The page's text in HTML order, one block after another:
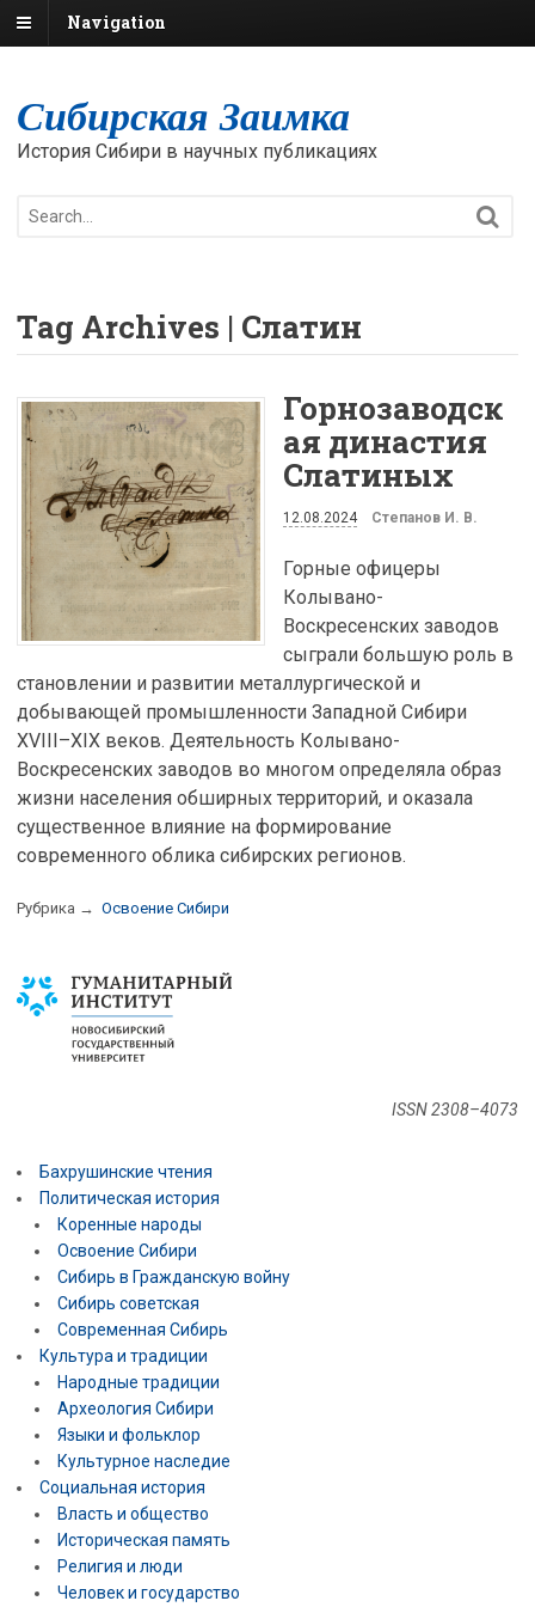
Navigation
Сибирская Заимка
История Сибири в научных публикациях
Tag Archives | Слатин
Горнозаводск
ая династия
Слатиных
12.08.2024 Степанов И. В.
Горные офицеры
Колывано-
Воскресенских заводов
сыграли большую роль в
становлении и развитии металлургической и
добывающей промышленности Западной Сибири
XVIII–XIX веков. Деятельность Колывано-
Воскресенских заводов во многом определяла образ
жизни населения обширных территорий, и оказала
существенное влияние на формирование
современного облика сибирских регионов.
Рубрика → Освоение Сибири
ISSN 2308–4073
Бахрушинские чтения
Политическая история
Коренные народы
Освоение Сибири
Сибирь в Гражданскую войну
Сибирь советская
Современная Сибирь
Культура и традиции
Народные традиции
Археология Сибири
Языки и фольклор
Культурное наследие
Социальная история
Власть и общество
Историческая память
Религия и люди
Человек и государство